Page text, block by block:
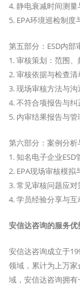
4. 静电衰减时间测
5. EPA环境巡检制度
第五部分：ESD内部
1. 审核策划：范围
2. 审核依据与检查清
3. 现场审核方法与沟
4. 不符合项报告与
5. 内审结果报告与
第六部分：案例分析
1. 知名电子企业ESD
2. EPA现场审核模拟
3. 常见审核问题应对
4. 学员经验分享与互
安信达咨询的服务优
安信达咨询成立于
领域，累计为上万
域，安信达咨询拥